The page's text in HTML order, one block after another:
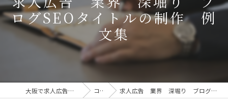
ログSEOタイトルの制作 例
文集
大阪で求人広告なら株式会社AOA コラム 求人広告 業界 深堀り ブログSEOタイトルの制作 例文集